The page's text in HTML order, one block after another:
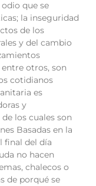
que se
la inseguridad
de los
y del cambio
otros, son
cotidianos
es
y
los cuales son
Basadas en la
final del día
no hacen
chalecos o
de porqué se